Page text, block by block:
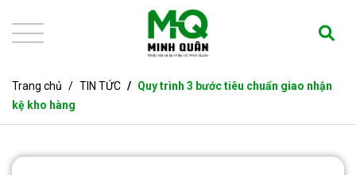
Trang chủ TIN TỨC
Quy trình 3 bước tiêu chuẩn giao nhận
kệ kho hàng